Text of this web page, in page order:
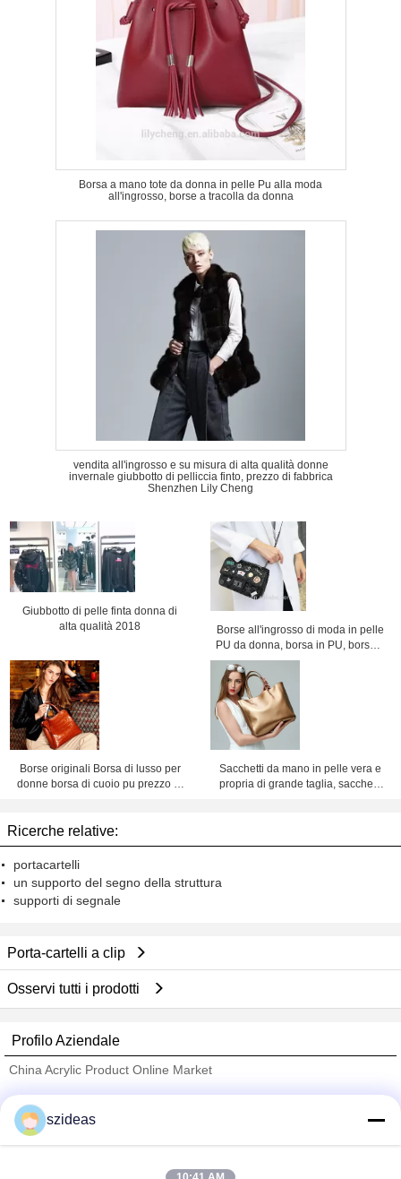
Borsa a mano tote da donna in pelle Pu alla moda
all'ingrosso, borse a tracolla da donna
vendita all'ingrosso e su misura di alta qualità donne
invernale giubbotto di pelliccia finto, prezzo di fabbrica
Shenzhen Lily Cheng
Giubbotto di pelle finta donna di
alta qualità 2018
Borse all'ingrosso di moda in pelle
PU da donna, borsa in PU, borsa a
catena, borsa a tracolla, prezzo di
fabbrica Shenzhen Lily Cheng
Borse originali Borsa di lusso per
donne borsa di cuoio pu prezzo di
Sacchetti da mano in pelle vera e
propria di grande taglia, sacchetti
Ricerche relative:
portacartelli
un supporto del segno della struttura
supporti di segnale
Porta-cartelli a clip
Osservi tutti i prodotti
Profilo Aziendale
China Acrylic Product Online Market
Trust Seal
szideas